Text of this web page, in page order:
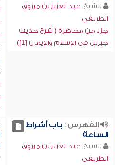
للشيخ: عبد العزيز بن مرزوق
الطريفي
جزء من محاضرة ( شرح حديث
جبريل في الإسلام والإيمان [1])
الفهرس: باب أشراط
الساعة
للشيخ: عبد العزيز بن مرزوق
الطريفي